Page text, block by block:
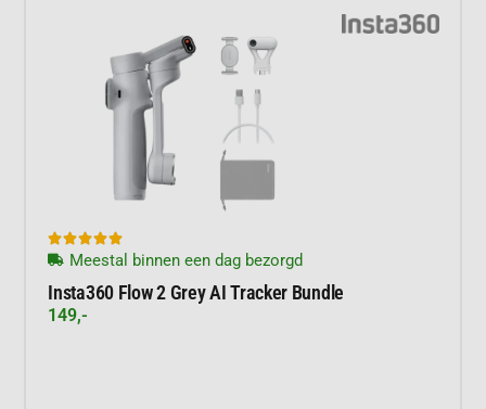

Meestal binnen een dag bezorgd
Insta360 Flow 2 Grey AI Tracker Bundle
149,-